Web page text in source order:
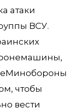
атаки
ВСУ.
чтобы
вести